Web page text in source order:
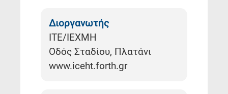
Διοργανωτής
ΙΤΕ/ΙΕΧΜΗ
Οδός Σταδίου, Πλατάνι
www.iceht.forth.gr